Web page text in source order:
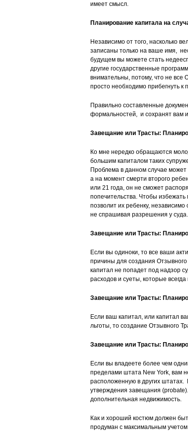
имеет смысл.
Планирование капитала на
Независимо от того, насколько
записаны только на ваше имя,
будущем вы можете стать
другие государственные
внимательны, потому, что не все
просто необходимо прибегнуть к
Правильно составленные
формальностей, и сохранят вам
Завещание или Трасты:
Ко мне нередко обращаются
большим капиталом таких
Проблема в данном случае может
а на момент смерти второго
или 21 года, он не сможет
попечительства. Чтобы
позволит их ребенку,
не спрашивая разрешения у суда.
Завещание или Трасты:
Если вы одиноки, то все ваши
причины для создания
капитал не попадет под надзор
расходов и суеты, которые
Завещание или Трасты:
Если ваш капитал, или капитал
льготы, то создание Отзывного
Завещание или Трасты:
Если вы владеете более чем
пределами штата New York, вам
расположенную в других штатах.
утверждения завещания
дополнительная недвижимость.
Как и хороший костюм должен
продуман с максимальным